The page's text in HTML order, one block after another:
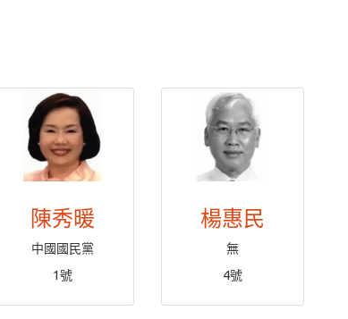
陳秀暖
中國國民黨
1號
楊惠民
無
4號